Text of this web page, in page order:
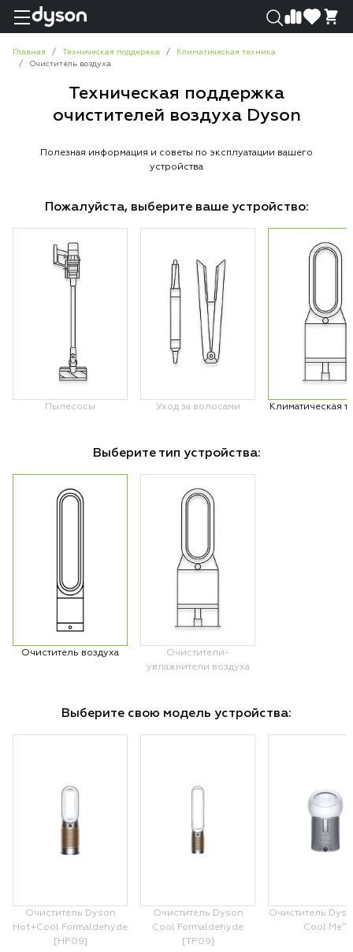
Главная Техническая поддержка
Климатическая техника
Очиститель воздуха
Техническая поддержка
очистителей воздуха Dyson
Полезная информация и советы по эксплуатации вашего
устройства
Пожалуйста, выберите ваше устройство:
Пылесосы Уход за волосами Климатическая
Выберите тип устройства:
Очиститель воздуха
Очистители-
увлажнители воздуха
Выберите свою модель устройства:
Очиститель Dyson
Hot+Cool Formaldehyde
[HP09]
Очиститель Dyson
Cool Formaldehyde
[TP09]
Очиститель
Cool Me™